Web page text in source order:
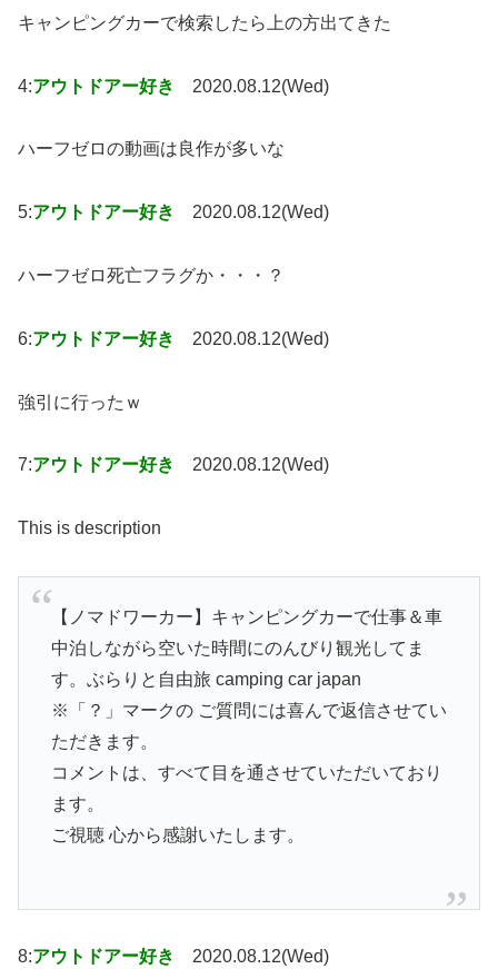
キャンピングカーで検索したら上の方出てきた
4:アウトドアー好き 2020.08.12(Wed)
ハーフゼロの動画は良作が多いな
5:アウトドアー好き 2020.08.12(Wed)
ハーフゼロ死亡フラグか・・・？
6:アウトドアー好き 2020.08.12(Wed)
強引に行ったｗ
7:アウトドアー好き 2020.08.12(Wed)
This is description
【ノマドワーカー】キャンピングカーで仕事＆車
中泊しながら空いた時間にのんびり観光してま
す。ぶらりと自由旅 camping car japan
※「？」マークの ご質問には喜んで返信させてい
ただきます。
コメントは、すべて目を通させていただいており
ます。
ご視聴 心から感謝いたします。
8:アウトドアー好き 2020.08.12(Wed)